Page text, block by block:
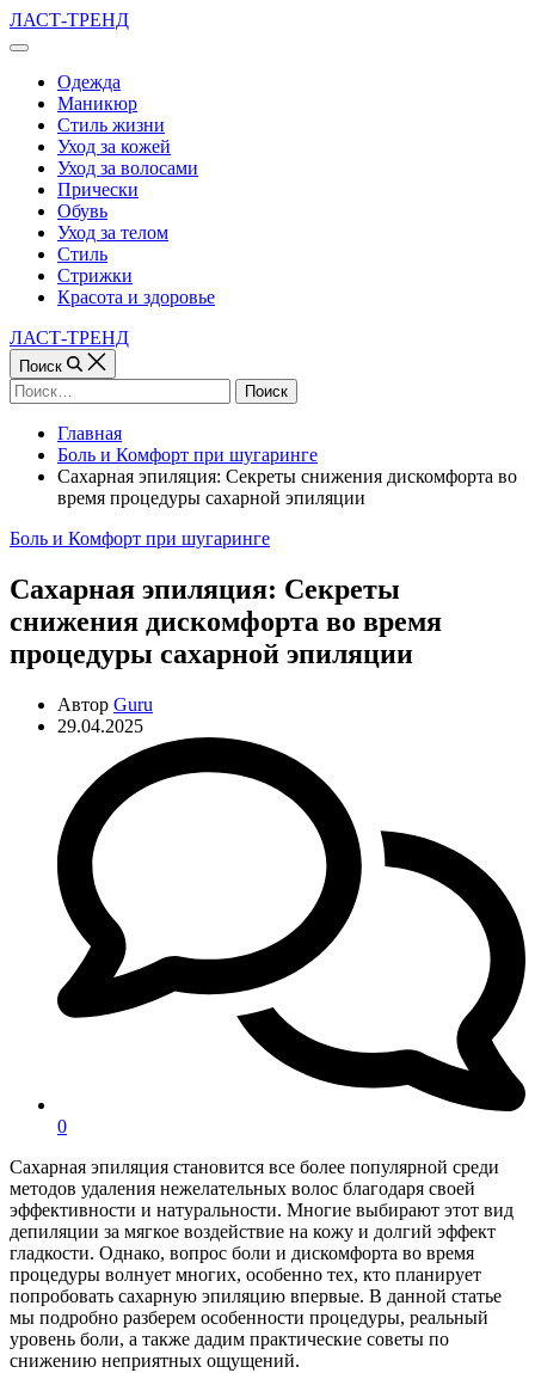
Перейти
к
ЛАСТ-ТРЕНД
Вне
холстаОдежда
Маникюр
Стиль жизни
Уход за кожей
Уход за волосами
Прически
Обувь
Уход за телом
Стиль
Стрижки
Красота и здоровье
ЛАСТ-ТРЕНД
Поиск
Найти:
Главная
Боль и Комфорт при шугаринге
Сахарная эпиляция: Секреты снижения дискомфорта во
время процедуры сахарной эпиляции
Рубрики
Боль и Комфорт при шугаринге
Сахарная эпиляция: Секреты
снижения дискомфорта во время
процедуры сахарной эпиляции
Автор Guru
29.04.2025
0
Сахарная эпиляция становится все более популярной среди
методов удаления нежелательных волос благодаря своей
эффективности и натуральности. Многие выбирают этот вид
депиляции за мягкое воздействие на кожу и долгий эффект
гладкости. Однако, вопрос боли и дискомфорта во время
процедуры волнует многих, особенно тех, кто планирует
попробовать сахарную эпиляцию впервые. В данной статье
мы подробно разберем особенности процедуры, реальный
уровень боли, а также дадим практические советы по
снижению неприятных ощущений.